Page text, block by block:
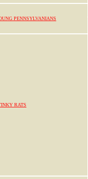
PENNSYLVANIANS
RATS